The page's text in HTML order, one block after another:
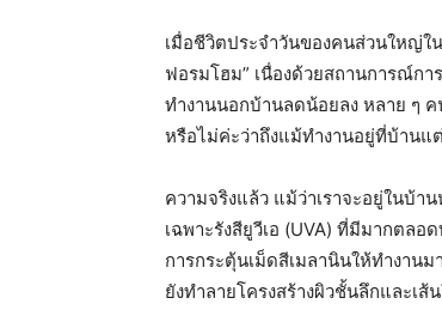
เมื่อชีวิตประจำวันของคนส่วนใหญ่ใ
ฟอรมโฮม” เนื่องด้วยสถานการณ์กา
ทำงานนอกบ้านลดน้อยลง หลาย ๆ
หรือไม่ค่ะว่าถึงแม้ทำงานอยู่ที่บ้านแ
ความจริงแล้ว แม้ว่าเราจะอยู่ในบ้
เฉพาะรังสียูวีเอ (UVA) ที่มีมากตล
การกระตุ้นเม็ดสีเมลานินให้ทำงาน
ยังทำลายโครงสร้างผิวชั้นลึกและเ